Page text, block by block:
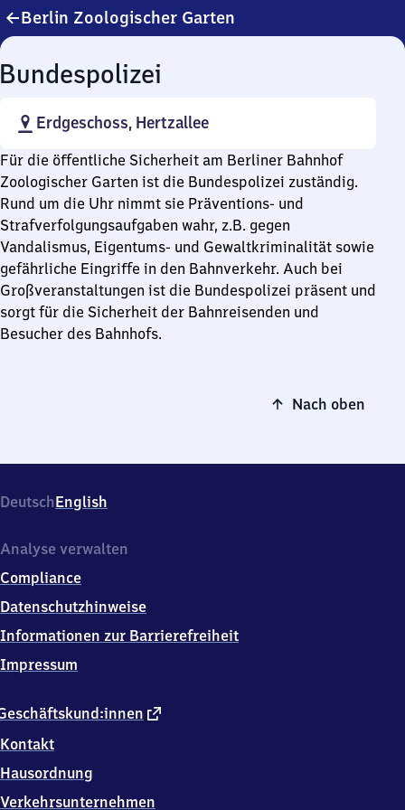
Berlin Zoologischer Garten
Erdgeschoss, Hertzallee
Für die öffentliche Sicherheit am Berliner Bahnhof
Zoologischer Garten ist die Bundespolizei zuständig.
Rund um die Uhr nimmt sie Präventions- und
Strafverfolgungsaufgaben wahr, z.B. gegen
Vandalismus, Eigentums- und Gewaltkriminalität sowie
gefährliche Eingriffe in den Bahnverkehr. Auch bei
Großveranstaltungen ist die Bundespolizei präsent und
sorgt für die Sicherheit der Bahnreisenden und
Besucher des Bahnhofs.
Nach oben
DeutschEnglish
externer
Kontakt
Hausordnung
Verkehrsunternehmen
Analyse verwalten
Compliance
Datenschutzhinweise
Informationen zur Barrierefreiheit
Impressum